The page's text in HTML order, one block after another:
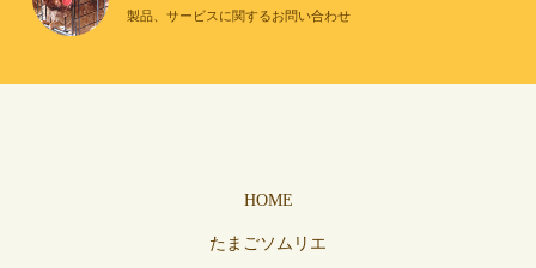
製品、サービスに関するお問い合わせ
HOME
たまごソムリエ